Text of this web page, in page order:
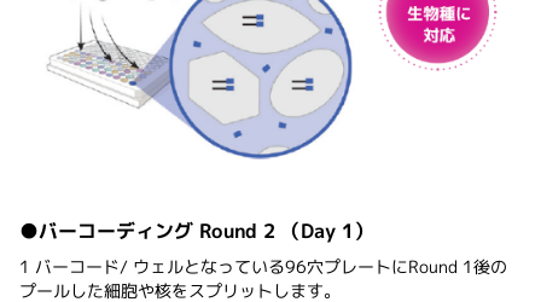
●バーコーディング Round 2 （Day 1）
1 バーコード/ ウェルとなっている96穴プレートにRound 1後の
プールした細胞や核をスプリットします。